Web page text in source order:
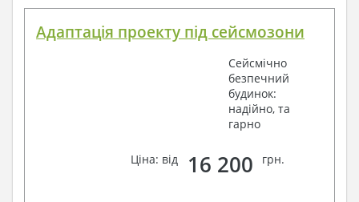
Адаптація проекту під сейсмозони
Сейсмічно
безпечний
будинок:
надійно, та
гарно
Ціна: від 16 200 грн.